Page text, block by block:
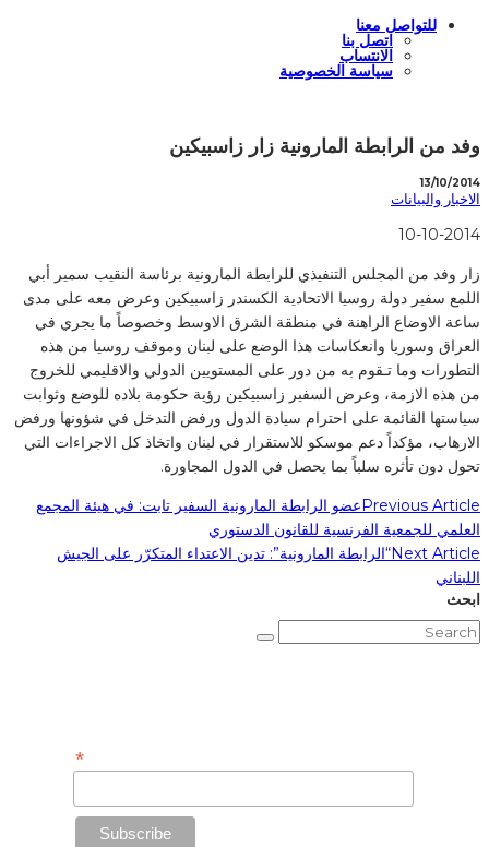
للتواصل معنا
اتصل بنا
الانتساب
سياسة الخصوصية
وفد من الرابطة المارونية زار زاسبيكين
13/10/2014
الاخبار والبيانات
10-10-2014
زار وفد من المجلس التنفيذي للرابطة المارونية برئاسة النقيب سمير أبي
اللمع سفير دولة روسيا الاتحادية الكسندر زاسبيكين وعرض معه على مدى
ساعة الاوضاع الراهنة في منطقة الشرق الاوسط وخصوصاً ما يجري في
العراق وسوريا وانعكاسات هذا الوضع على لبنان وموقف روسيا من هذه
التطورات وما تـقوم به من دور على المستويين الدولي والاقليمي للخروج
من هذه الازمة، وعرض السفير زاسبيكين رؤية حكومة بلاده للوضع وثوابت
سياستها القائمة على احترام سيادة الدول ورفض التدخل في شؤونها ورفض
الارهاب، مؤكداً دعم موسكو للاستقرار في لبنان واتخاذ كل الاجراءات التي
تحول دون تأثره سلباً بما يحصل في الدول المجاورة.
Previous Articleعضو الرابطة المارونية السفير تابت: في هيئة المجمع
العلمي للجمعية الفرنسية للقانون الدستوري
Next Article“الرابطة المارونية”: تدين الاعتداء المتكرّر على الجيش
اللبناني
ابحث
*